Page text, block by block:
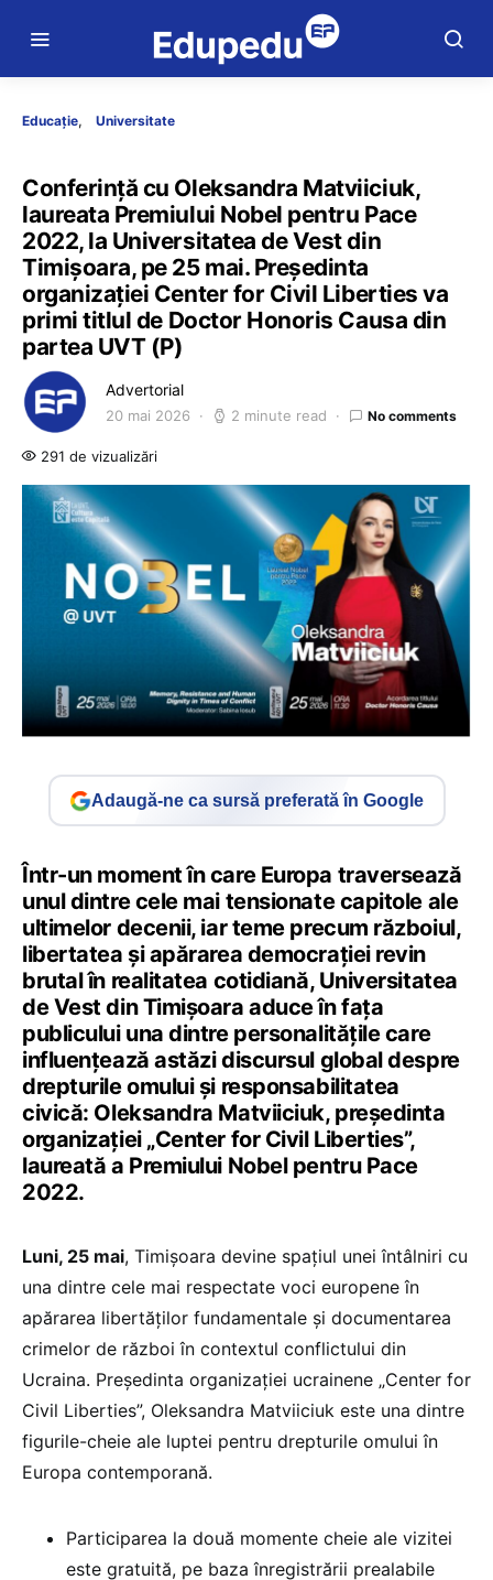
Educație Universitate
Conferință cu Oleksandra Matviiciuk,
laureata Premiului Nobel pentru Pace
2022, la Universitatea de Vest din
Timișoara, pe 25 mai. Președinta
organizației Center for Civil Liberties va
primi titlul de Doctor Honoris Causa din
partea UVT (P)
Advertorial
20 mai 2026 2 minute read No comments
291 de vizualizări
Adaugă-ne ca sursă preferată în Google
Într-un moment în care Europa traversează
unul dintre cele mai tensionate capitole ale
ultimelor decenii, iar teme precum războiul,
libertatea și apărarea democrației revin
brutal în realitatea cotidiană, Universitatea
de Vest din Timișoara aduce în fața
publicului una dintre personalitățile care
influențează astăzi discursul global despre
drepturile omului și responsabilitatea
civică: Oleksandra Matviiciuk, președinta
organizației „Center for Civil Liberties”,
laureată a Premiului Nobel pentru Pace
2022.
Luni, 25 mai, Timișoara devine spațiul unei întâlniri cu
una dintre cele mai respectate voci europene în
apărarea libertăților fundamentale și documentarea
crimelor de război în contextul conflictului din
Ucraina. Președinta organizației ucrainene „Center for
Civil Liberties”, Oleksandra Matviiciuk este una dintre
figurile-cheie ale luptei pentru drepturile omului în
Europa contemporană.
Participarea la două momente cheie ale vizitei
este gratuită, pe baza înregistrării prealabile